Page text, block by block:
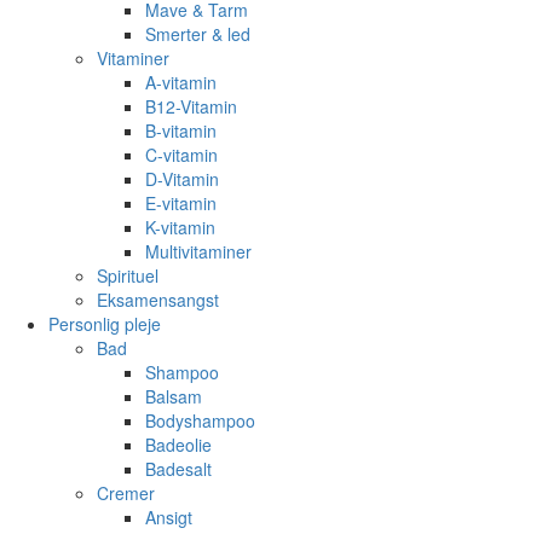
Mave & Tarm
Smerter & led
Vitaminer
A-vitamin
B12-Vitamin
B-vitamin
C-vitamin
D-Vitamin
E-vitamin
K-vitamin
Multivitaminer
Spirituel
Eksamensangst
Personlig pleje
Bad
Shampoo
Balsam
Bodyshampoo
Badeolie
Badesalt
Cremer
Ansigt